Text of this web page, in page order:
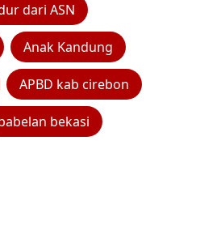
dari ASN
Anak Kandung
APBD kab cirebon
bekasi